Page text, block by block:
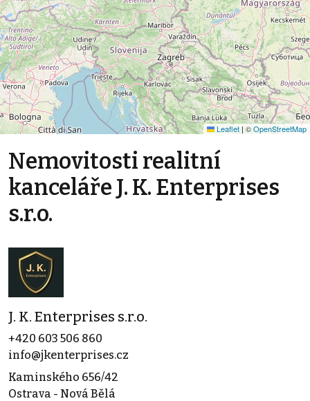
Leaflet | ©OpenStreetMap
Nemovitosti realitní
kanceláře J. K. Enterprises
s.r.o.
J. K. Enterprises s.r.o.
+420 603 506 860
info@jkenterprises.cz
Kaminského 656/42
Ostrava - Nová Bělá